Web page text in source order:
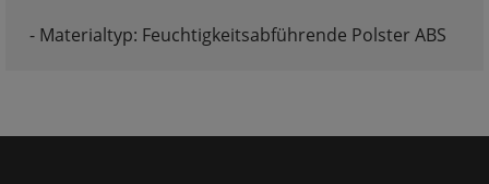
- Materialtyp: Feuchtigkeitsabführende Polster ABS